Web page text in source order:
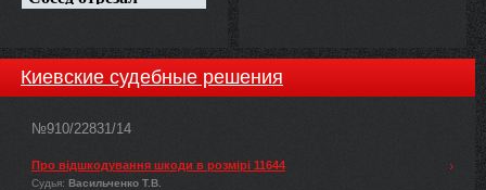
Киевские судебные решения
№910/22831/14
Про відшкодування шкоди в розмірі 11644
Судья: Васильченко Т.В.